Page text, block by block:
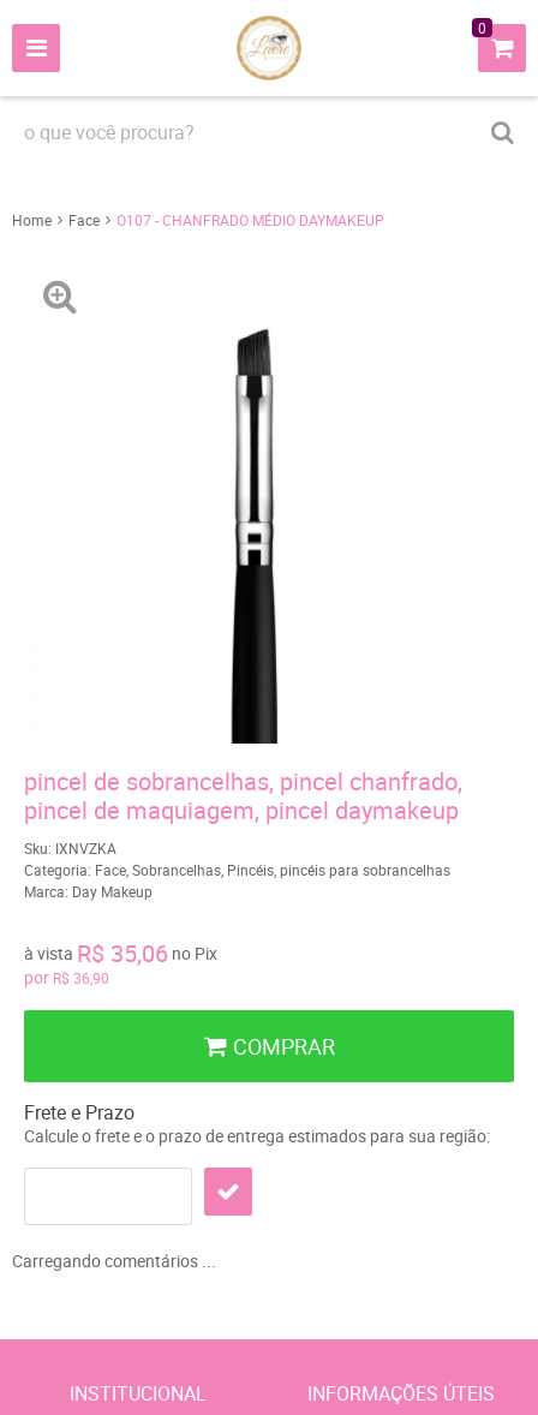
0
Home Face O107 - CHANFRADO MÉDIO DAYMAKEUP
pincel de sobrancelhas, pincel chanfrado,
pincel de maquiagem, pincel daymakeup
Sku: IXNVZKA
Categoria: Face Sobrancelhas Pincéis pincéis para sobrancelhas
Marca: Day Makeup
por R$ 36,90
à vista R$ 35,06 no Pix
COMPRAR
Frete e Prazo
Calcule o frete e o prazo de entrega estimados para sua região:
Carregando comentários ...
INSTITUCIONAL INFORMAÇÕES ÚTEIS